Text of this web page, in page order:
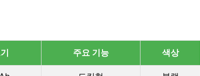
주요 기능 색상